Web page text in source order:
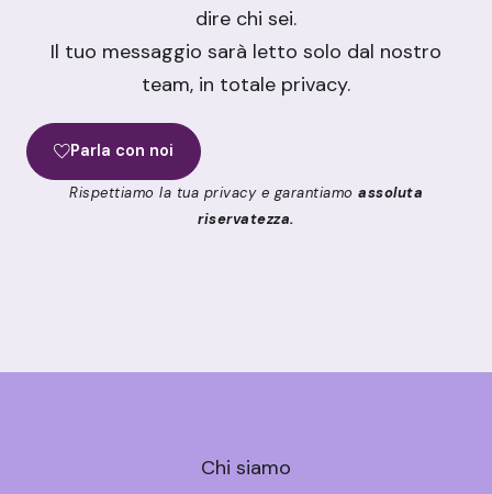
dire chi sei.
Il tuo messaggio sarà letto solo dal nostro
team, in totale privacy.
Parla con noi
Rispettiamo la tua privacy e garantiamo assoluta
riservatezza.
Chi siamo